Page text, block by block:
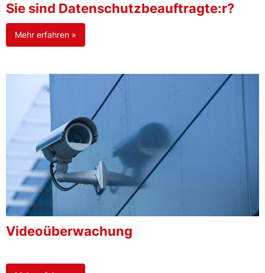
Sie sind Datenschutzbeauftragte:r?
Mehr erfahren »
Videoüberwachung